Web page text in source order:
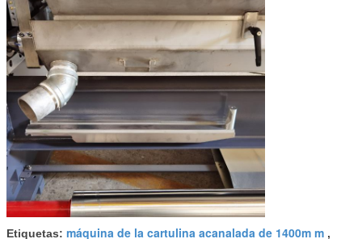
Etiquetas: máquina de la cartulina acanalada de 1400m m ,